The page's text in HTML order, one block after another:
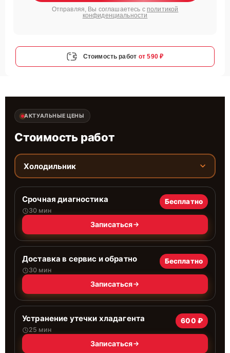
Отправляя, Вы соглашаетесь с политикой
конфиденциальности
Стоимость работ от 590 ₽
АКТУАЛЬНЫЕ ЦЕНЫ
Стоимость работ
Холодильник
Срочная диагностика
30 мин
Бесплатно
Записаться
Доставка в сервис и обратно
30 мин
Бесплатно
Записаться
Устранение утечки хладагента
25 мин
600 ₽
Записаться